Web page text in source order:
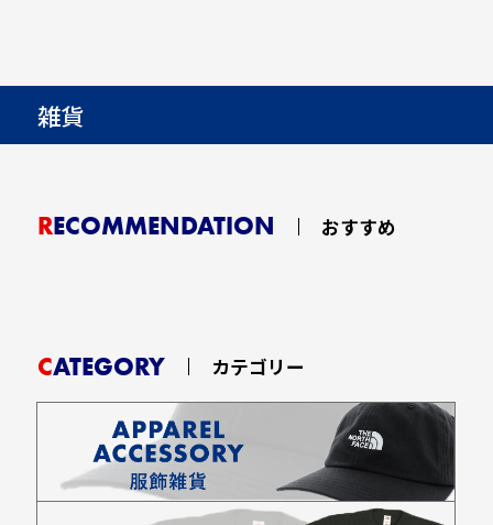
雑貨
RECOMMENDATION おすすめ
CATEGORY カテゴリー